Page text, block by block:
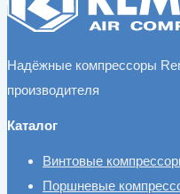
Надёжные компрессоры
производителя
Каталог
Винтовые
Поршневые